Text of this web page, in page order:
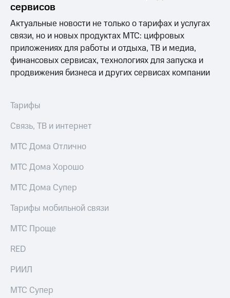
сервисов
Актуальные новости не только о тарифах и услугах
связи, но и новых продуктах МТС: цифровых
приложениях для работы и отдыха, ТВ и медиа,
финансовых сервисах, технологиях для запуска и
продвижения бизнеса и других сервисах компании
Тарифы
Связь, ТВ и интернет
МТС Дома Отлично
МТС Дома Хорошо
МТС Дома Супер
Тарифы мобильной связи
МТС Проще
RED
РИИЛ
МТС Супер